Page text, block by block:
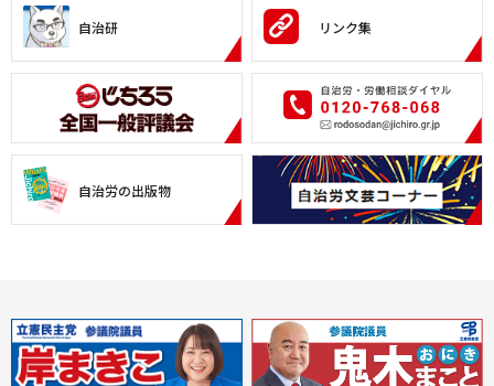
自治研 リンク集
自治労の出版物